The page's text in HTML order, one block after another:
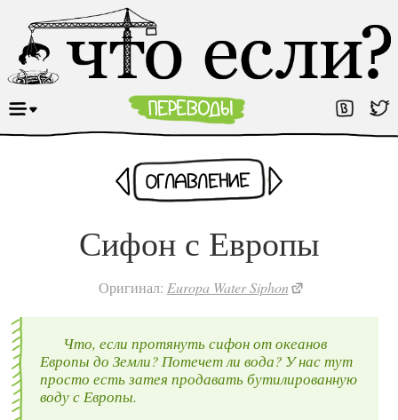
Сифон с Европы
Оригинал: Europa Water Siphon
Что, если протянуть сифон от океанов
Европы до Земли? Потечет ли вода? У нас тут
просто есть затея продавать бутилированную
воду с Европы.